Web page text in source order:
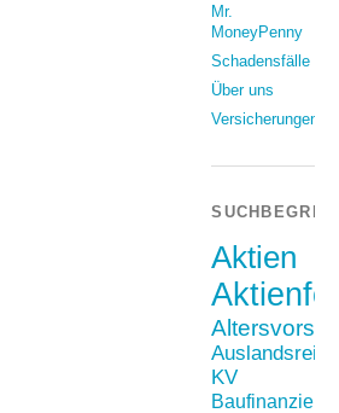
Mr.
MoneyPenny
Schadensfälle
Über uns
Versicherungen
Aktien
Auslandsreise
KV